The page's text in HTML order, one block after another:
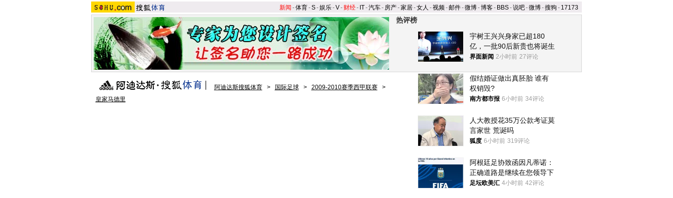
新闻 -体育-S-娱乐-V- 财经- IT-汽车- 房产-家居-女人 -视频-邮件-微博-博客- BBS-说吧-微博-搜狗 - 17173
热评榜
宇树王兴兴身家已超180
亿，一批90后新贵也将诞生
界面新闻 2小时前 27评论
假结婚证做出真胚胎 谁有
权销毁?
南方都市报 6小时前 34评论
人大教授花35万公款考证莫
言家世 荒诞吗
狐度 6小时前 319评论
阿根廷足协致函因凡蒂诺：
正确道路是继续在您领导下
足坛欧美汇 4小时前 42评论
阿迪达斯搜狐体育 > 国际足球 > 2009-2010赛季西甲联赛
>
皇家马德里